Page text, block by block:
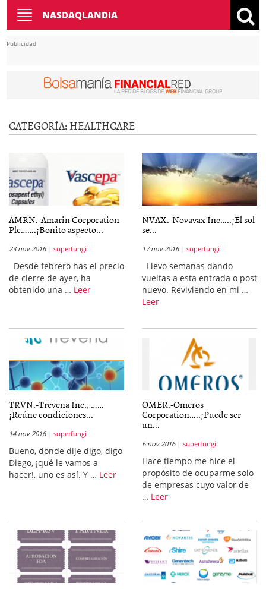
Toggle
navigation
NASDAQLANDIA
Publicidad
CATEGORÍA: HEALTHCARE
AMRN.-Amarin Corporation
Plc…….¡Bonito aspecto...
23 nov 2016 superfungi
Desde febrero has el precio
de cierre de ayer, ha
obtenido una … Leer
NVAX.-Novavax Inc…..¡El sol
se...
17 nov 2016 superfungi
Llevo semanas dando
vueltas a esta entrada o post
nuevo. Reviviendo en mi …
Leer
TRVN.-Trevena Inc., ……
¡Reúne condiciones...
14 nov 2016 superfungi
Bueno, donde dije digo, digo
Diego, ¡qué le vamos a
hacer!, uno es así. Y … Leer
OMER.-Omeros
Corporation…..¡Puede ser
un...
6 nov 2016 superfungi
Hace tiempo me hice el
propósito de ocuparme solo
de empresas cuyo valor de
… Leer